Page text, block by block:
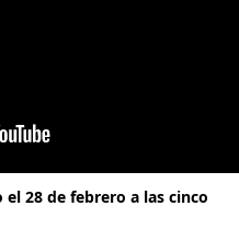
28 de febrero a las cinco